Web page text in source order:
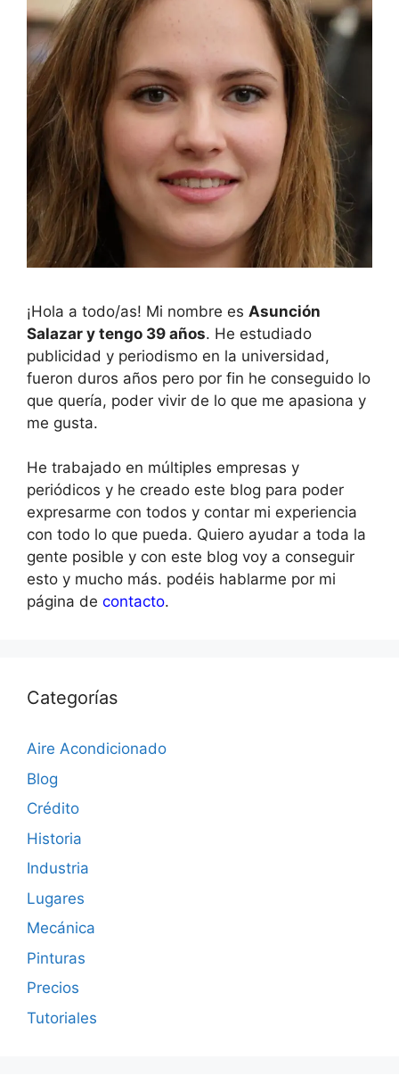
¡Hola a todo/as! Mi nombre es Asunción
Salazar y tengo 39 años. He estudiado
publicidad y periodismo en la universidad,
fueron duros años pero por fin he conseguido lo
que quería, poder vivir de lo que me apasiona y
me gusta.
He trabajado en múltiples empresas y
periódicos y he creado este blog para poder
expresarme con todos y contar mi experiencia
con todo lo que pueda. Quiero ayudar a toda la
gente posible y con este blog voy a conseguir
esto y mucho más. podéis hablarme por mi
página de contacto.
Categorías
Aire Acondicionado
Blog
Crédito
Historia
Industria
Lugares
Mecánica
Pinturas
Precios
Tutoriales